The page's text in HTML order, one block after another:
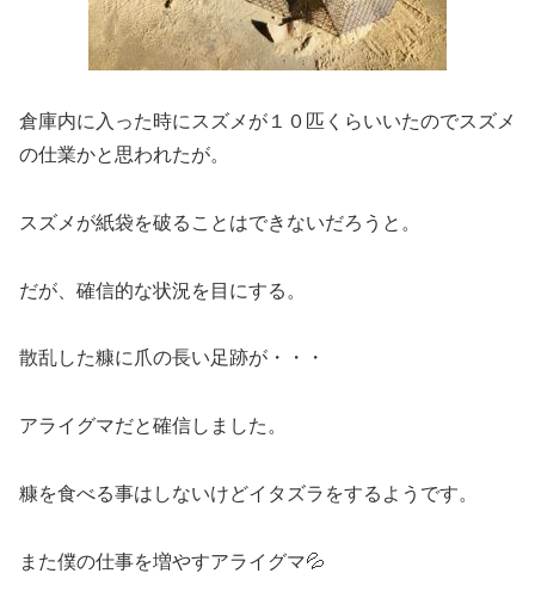
倉庫内に入った時にスズメが１０匹くらいいたのでスズメ
の仕業かと思われたが。
スズメが紙袋を破ることはできないだろうと。
だが、確信的な状況を目にする。
散乱した糠に爪の長い足跡が・・・
アライグマだと確信しました。
糠を食べる事はしないけどイタズラをするようです。
また僕の仕事を増やすアライグマ💦